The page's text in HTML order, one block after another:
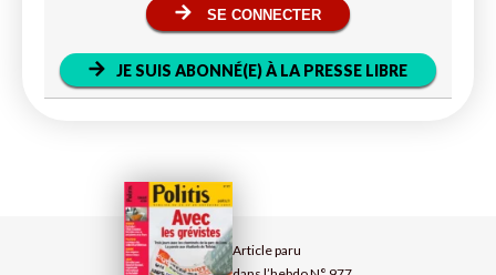
Article paru
SE CONNECTER
JE SUIS ABONNÉ(E) À LA PRESSE LIBRE